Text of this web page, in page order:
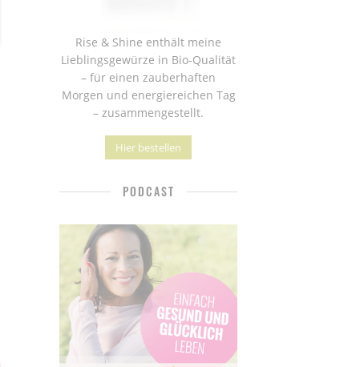
Rise & Shine enthält meine
Lieblingsgewürze in Bio-Qualität
– für einen zauberhaften
Morgen und energiereichen Tag
– zusammengestellt.
Hier bestellen
PODCAST